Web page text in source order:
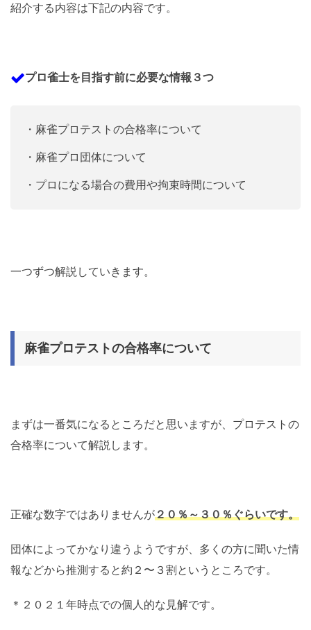
紹介する内容は下記の内容です。
プロ雀士を目指す前に必要な情報３つ
・麻雀プロテストの合格率について
・麻雀プロ団体について
・プロになる場合の費用や拘束時間について
一つずつ解説していきます。
麻雀プロテストの合格率について
まずは一番気になるところだと思いますが、プロテストの
合格率について解説します。
正確な数字ではありませんが２０％～３０％ぐらいです。
団体によってかなり違うようですが、多くの方に聞いた情
報などから推測すると約２〜３割というところです。
＊２０２１年時点での個人的な見解です。